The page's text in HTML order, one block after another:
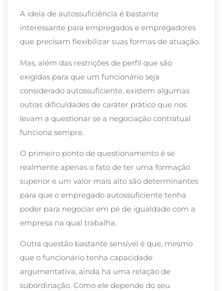
A ideia de autossuficiência é bastante
interessante para empregados e empregadores
que precisam flexibilizar suas formas de atuação.
Mas, além das restrições de perfil que são
exigidas para que um funcionário seja
considerado autossuficiente, existem algumas
outras dificuldades de caráter prático que nos
levam a questionar se a negociação contratual
funciona sempre.
O primeiro ponto de questionamento é se
realmente apenas o fato de ter uma formação
superior e um valor mais alto são determinantes
para que o empregado autossuficiente tenha
poder para negociar em pé de igualdade com a
empresa na qual trabalha.
Outra questão bastante sensível é que, mesmo
que o funcionário tenha capacidade
argumentativa, ainda há uma relação de
subordinação. Como ele depende do seu